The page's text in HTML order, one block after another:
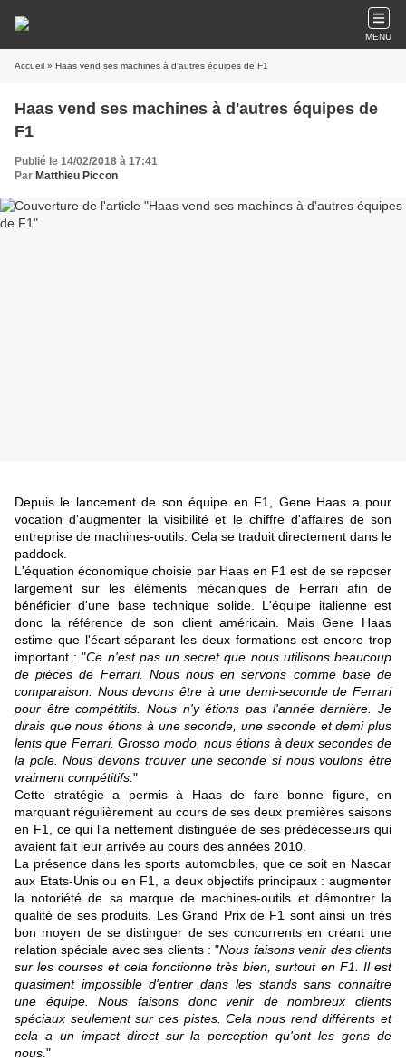
MENU
Accueil » Haas vend ses machines à d'autres équipes de F1
Haas vend ses machines à d'autres équipes de
F1
Publié le 14/02/2018 à 17:41
Par Matthieu Piccon
Depuis le lancement de son équipe en F1, Gene Haas a pour
vocation d'augmenter la visibilité et le chiffre d'affaires de son
entreprise de machines-outils. Cela se traduit directement dans le
paddock.
L'équation économique choisie par Haas en F1 est de se reposer
largement sur les éléments mécaniques de Ferrari afin de
bénéficier d'une base technique solide. L'équipe italienne est
donc la référence de son client américain. Mais Gene Haas
estime que l'écart séparant les deux formations est encore trop
important : "Ce n'est pas un secret que nous utilisons beaucoup
de pièces de Ferrari. Nous nous en servons comme base de
comparaison. Nous devons être à une demi-seconde de Ferrari
pour être compétitifs. Nous n'y étions pas l'année dernière. Je
dirais que nous étions à une seconde, une seconde et demi plus
lents que Ferrari. Grosso modo, nous étions à deux secondes de
la pole. Nous devons trouver une seconde si nous voulons être
vraiment compétitifs. "
Cette stratégie a permis à Haas de faire bonne figure, en
marquant régulièrement au cours de ses deux premières saisons
en F1, ce qui l'a nettement distinguée de ses prédécesseurs qui
avaient fait leur arrivée au cours des années 2010.
La présence dans les sports automobiles, que ce soit en Nascar
aux Etats-Unis ou en F1, a deux objectifs principaux : augmenter
la notoriété de sa marque de machines-outils et démontrer la
qualité de ses produits. Les Grand Prix de F1 sont ainsi un très
bon moyen de se distinguer de ses concurrents en créant une
relation spéciale avec ses clients : "Nous faisons venir des clients
sur les courses et cela fonctionne très bien, surtout en F1. Il est
quasiment impossible d'entrer dans les stands sans connaitre
une équipe. Nous faisons donc venir de nombreux clients
spéciaux seulement sur ces pistes. Cela nous rend différents et
cela a un impact direct sur la perception qu'ont les gens de
nous. "